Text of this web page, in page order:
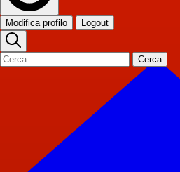
Modifica profilo Logout
Cerca